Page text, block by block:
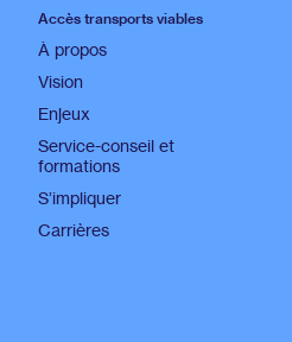
Accès transports viables
À propos
Vision
Enjeux
Service-conseil et
formations
S’impliquer
Carrières